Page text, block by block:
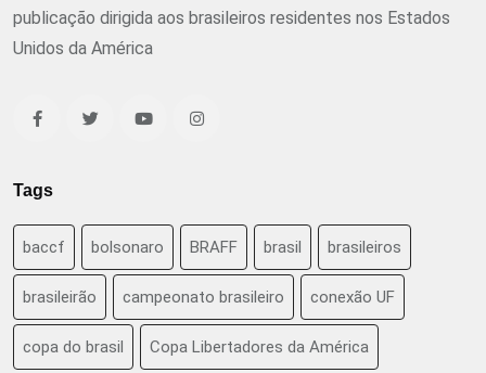
publicação dirigida aos brasileiros residentes nos Estados
Unidos da América
Tags
baccf bolsonaro BRAFF brasil brasileiros
brasileirão campeonato brasileiro conexão UF
copa do brasil Copa Libertadores da América